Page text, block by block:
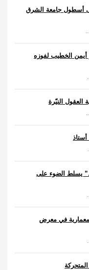
أسطول جامعة الشرق
أيمن الخطيب لفوزه
العقول النيّرة
أستاذ
يسلط الضوء على
في معرض